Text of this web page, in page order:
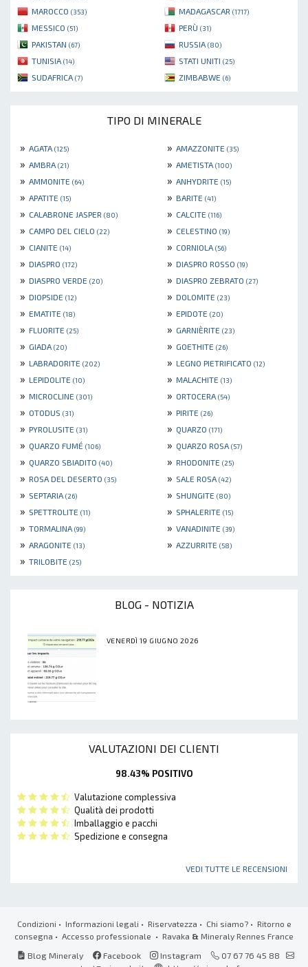
MAROCCO (353) MADAGASCAR (1717)
MESSICO (51) PERÙ (31)
PAKISTAN (67) RUSSIA (80)
TUNISIA (14) STATI UNITI (25)
SUDAFRICA (7) ZIMBABWE (6)
TIPO DI MINERALE
» AGATA (125) » AMAZZONITE (35)
» AMBRA (21) » AMETISTA (100)
» AMMONITE (64) » ANHYDRITE (15)
» APATITE (15) » BARITE (41)
» CALABRONE JASPER (80) » CALCITE (116)
» CAMPO DEL CIELO (22) » CELESTINO (19)
» CIANITE (14) » CORNIOLA (56)
» DIASPRO (172) » DIASPRO ROSSO (19)
» DIASPRO VERDE (20) » DIASPRO ZEBRATO (27)
» DIOPSIDE (12) » DOLOMITE (23)
» EMATITE (18) » EPIDOTE (20)
» FLUORITE (25) » GARNIÈRITE (23)
» GIADA (20) » GOETHITE (26)
» LABRADORITE (202) » LEGNO PIETRIFICATO (12)
» LEPIDOLITE (10) » MALACHITE (13)
» MICROCLINE (301) » ORTOCERA (54)
» OTODUS (31) » PIRITE (26)
» PYROLUSITE (31) » QUARZO (171)
» QUARZO FUMÉ (106) » QUARZO ROSA (57)
» QUARZO SBIADITO (40) » RHODONITE (25)
» ROSA DEL DESERTO (35) » SALE ROSA (42)
» SEPTARIA (26) » SHUNGITE (80)
» SPETTROLITE (11) » SPHALERITE (15)
» TORMALINA (99) » VANADINITE (39)
» ARAGONITE (13) » AZZURRITE (58)
» TRILOBITE (25)
BLOG - NOTIZIA
VENERDÌ 19 GIUGNO 2026
VALUTAZIONI DEI CLIENTI
98.43% POSITIVO
Valutazione complessiva
Qualità dei prodotti
Imballaggio e pacchi
Spedizione e consegna
VEDI TUTTE LE RECENSIONI
Condizioni • Informazioni legali • Riservatezza • Chi siamo?• Ritorno e
consegna • Accesso professionale • Ravaka & Mineraly Rennes France
Blog Mineraly
Facebook Instagram
07 67 76 45 88